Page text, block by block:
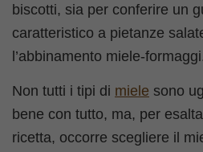
biscotti, sia per conferire un
caratteristico a pietanze
l’abbinamento miele-
Non tutti i tipi di miele sono
bene con tutto, ma, per
ricetta, occorre scegliere il